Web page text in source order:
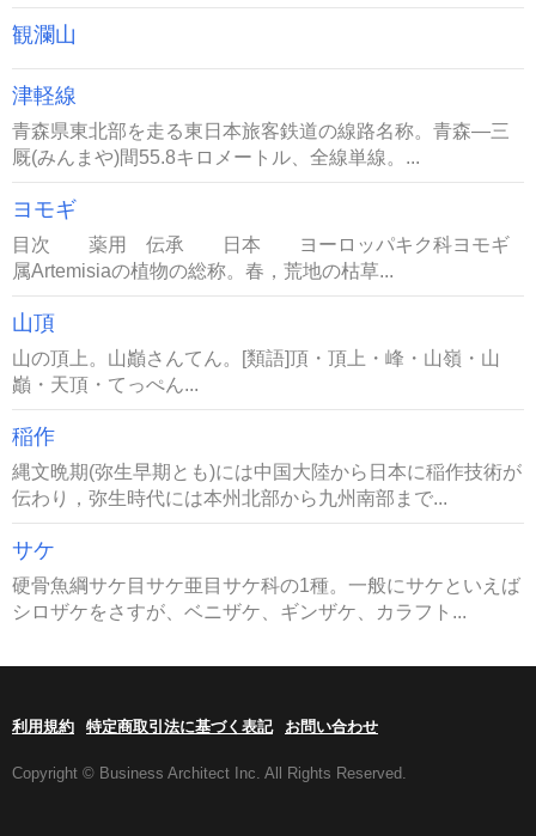
観瀾山
津軽線
青森県東北部を走る東日本旅客鉄道の線路名称。青森―三
厩(みんまや)間55.8キロメートル、全線単線。...
ヨモギ
目次 薬用 伝承 日本 ヨーロッパキク科ヨモギ
属Artemisiaの植物の総称。春，荒地の枯草...
山頂
山の頂上。山巓さんてん。[類語]頂・頂上・峰・山嶺・山
巓・天頂・てっぺん...
稲作
縄文晩期(弥生早期とも)には中国大陸から日本に稲作技術が
伝わり，弥生時代には本州北部から九州南部まで...
サケ
硬骨魚綱サケ目サケ亜目サケ科の1種。一般にサケといえば
シロザケをさすが、ベニザケ、ギンザケ、カラフト...
利用規約 特定商取引法に基づく表記 お問い合わせ
Copyright © Business Architect Inc. All Rights Reserved.